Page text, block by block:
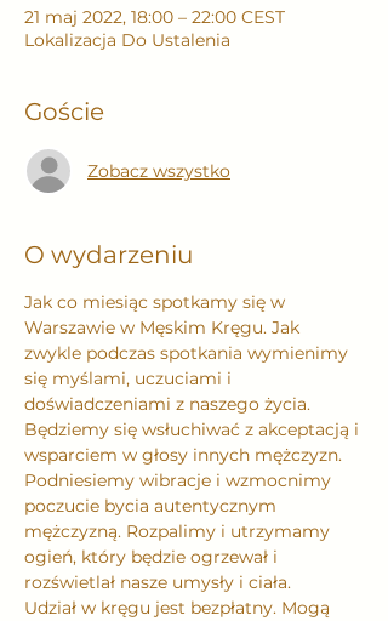
21 maj 2022, 18:00 – 22:00 CEST
Lokalizacja Do Ustalenia
Goście
Zobacz wszystko
O wydarzeniu
Jak co miesiąc spotkamy się w
Warszawie w Męskim Kręgu. Jak
zwykle podczas spotkania wymienimy
się myślami, uczuciami i
doświadczeniami z naszego życia.
Będziemy się wsłuchiwać z akceptacją i
wsparciem w głosy innych mężczyzn.
Podniesiemy wibracje i wzmocnimy
poczucie bycia autentycznym
mężczyzną. Rozpalimy i utrzymamy
ogień, który będzie ogrzewał i
rozświetlał nasze umysły i ciała.
Udział w kręgu jest bezpłatny. Mogą